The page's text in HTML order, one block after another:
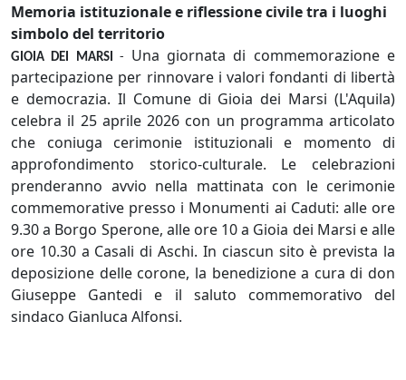
Memoria istituzionale e riflessione civile tra i luoghi
simbolo del territorio
GIOIA DEI MARSI - Una giornata di commemorazione e
partecipazione per rinnovare i valori fondanti di libertà
e democrazia. Il Comune di Gioia dei Marsi (L'Aquila)
celebra il 25 aprile 2026 con un programma articolato
che coniuga cerimonie istituzionali e momento di
approfondimento storico-culturale. Le celebrazioni
prenderanno avvio nella mattinata con le cerimonie
commemorative presso i Monumenti ai Caduti: alle ore
9.30 a Borgo Sperone, alle ore 10 a Gioia dei Marsi e alle
ore 10.30 a Casali di Aschi. In ciascun sito è prevista la
deposizione delle corone, la benedizione a cura di don
Giuseppe Gantedi e il saluto commemorativo del
sindaco Gianluca Alfonsi.